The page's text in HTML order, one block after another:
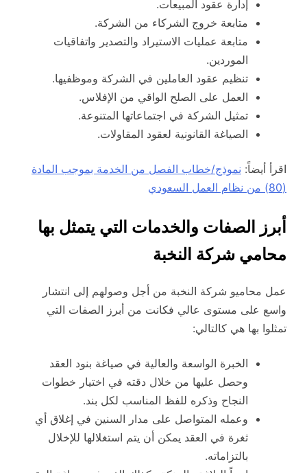
إدارة عقود المبيعات.
متابعة خروج الشركاء من الشركة.
متابعة عمليات الاستيراد والتصدير واتفاقيات
الموردين.
تنظيم عقود العاملين في الشركة وموظفيها.
العمل على الصلح الواقي من الإفلاس.
تمثيل الشركة في اجتماعاتها المتنوعة.
الصياغة القانونية لعقود المقاولات.
اقرأ أيضاً: نموذج/خطاب الفصل من الخدمة بموجب المادة
(80) من نظام العمل السعودي
أبرز الصفات والخدمات التي يتمثل بها
محامي شركة النخبة
عمل محاميو شركة النخبة من أجل وصولهم إلى انتشار
واسع على مستوى عالي فكانت من أبرز الصفات التي
تمثلوا بها هي كالتالي:
الخبرة الواسعة والعالية في صياغة بنود العقد
وحصل عليها من خلال دقته في اختيار خطوات
النجاح وذكره للفظ المناسب لكل بند.
وعمله المتواصل على مدار السنين في إغلاق أي
ثغرة في العقد يمكن أن يتم استغلالها للإخلال
بالتزاماته.